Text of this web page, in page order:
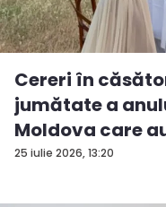
25 iulie 2026, 13:20
Cereri în
jumătate a
Moldova care
FO...